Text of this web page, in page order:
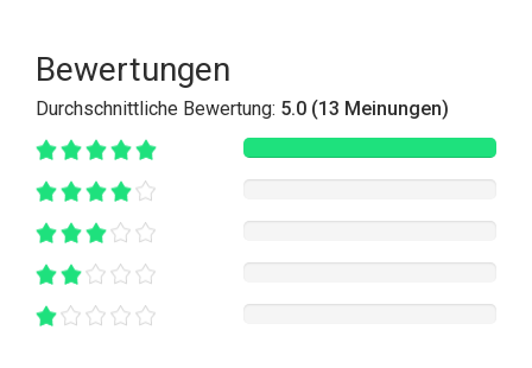
Bewertungen
Durchschnittliche Bewertung: 5.0 (13 Meinungen)